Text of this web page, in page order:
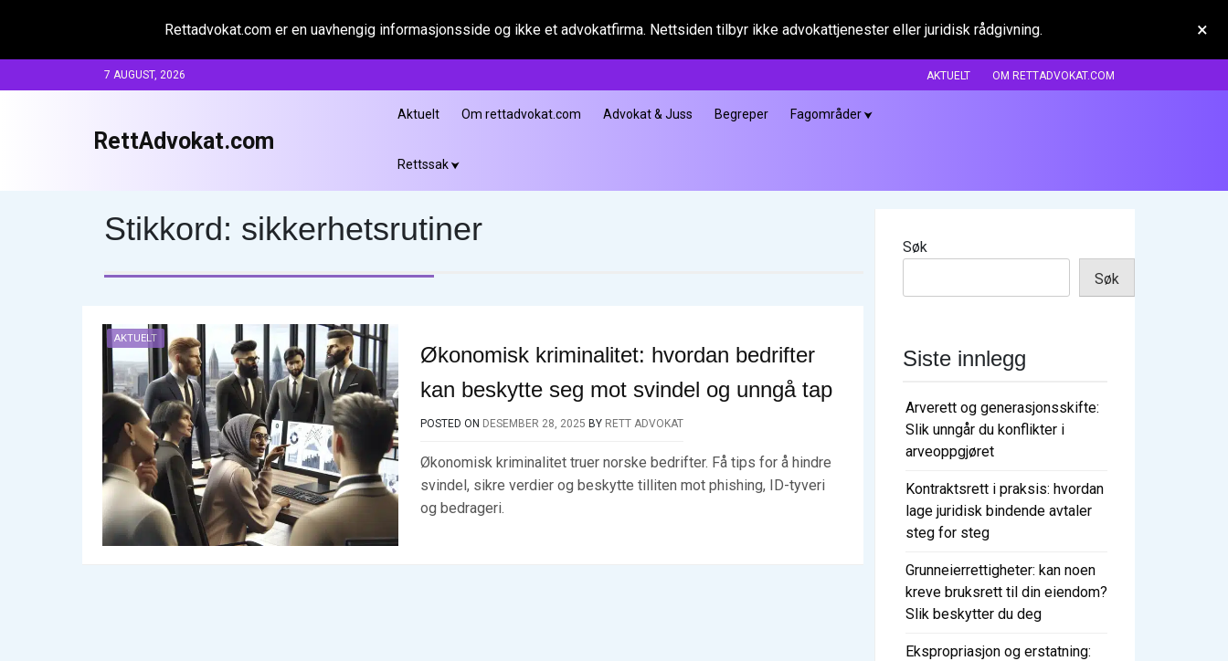
Rettadvokat.com er en uavhengig informasjonsside og ikke et advokatfirma. Nettsiden tilbyr ikke advokattjenester eller juridisk rådgivning. ×
to
7 AUGUST, 2026 AKTUELT OM RETTADVOKAT.COM
RettAdvokat.com
Aktuelt Om rettadvokat.com Advokat & Juss Begreper Fagområder
Rettssak
Stikkord: sikkerhetsrutiner
AKTUELT
Økonomisk kriminalitet: hvordan bedrifter
kan beskytte seg mot svindel og unngå tap
POSTED ON DESEMBER 28, 2025 BY RETT ADVOKAT
Økonomisk kriminalitet truer norske bedrifter. Få tips for å hindre
svindel, sikre verdier og beskytte tilliten mot phishing, ID-tyveri
og bedrageri.
Søk
Søk
Siste innlegg
Arverett og generasjonsskifte:
Slik unngår du konflikter i
arveoppgjøret
Kontraktsrett i praksis: hvordan
lage juridisk bindende avtaler
steg for steg
Grunneierrettigheter: kan noen
kreve bruksrett til din eiendom?
Slik beskytter du deg
Ekspropriasjon og erstatning: